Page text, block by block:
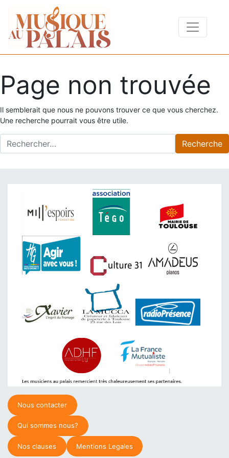
Page non trouvée
Il semblerait que nous ne pouvons trouver ce que vous cherchez.
Une recherche pourrait vous être utile.
Recherche pour :
Nous contacter
Qui sommes nous?
Nos clauses Mentions Legales